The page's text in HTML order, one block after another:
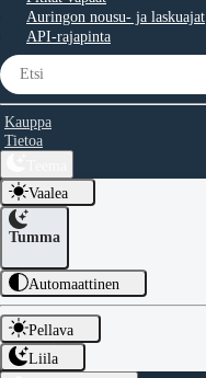
Auringon nousu- ja laskuajat
API-rajapinta
Kauppa
Tietoa
Vaalea
Tumma
Automaattinen
Pellava
Liila